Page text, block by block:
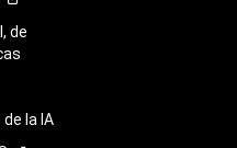
de
la IA